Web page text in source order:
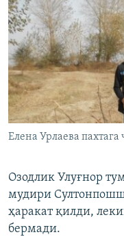
Елена Урлаева
​Озодлик Улуғнор
мудири
ҳаракат қилди,
бермади.